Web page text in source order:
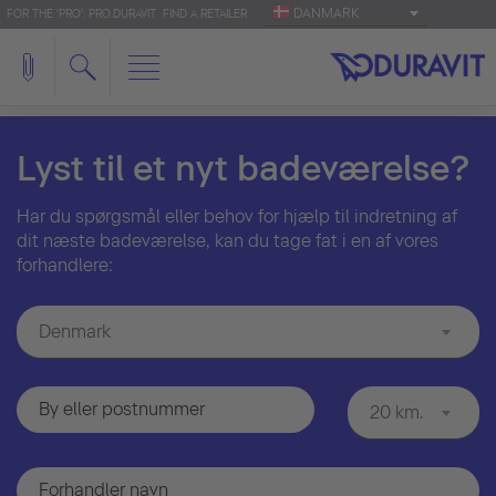
FOR THE 'PRO': PRO.DURAVIT FIND A RETAILER DANMARK
Lyst til et nyt badeværelse?
Har du spørgsmål eller behov for hjælp til indretning af
dit næste badeværelse, kan du tage fat i en af vores
forhandlere:
Denmark
20 km.